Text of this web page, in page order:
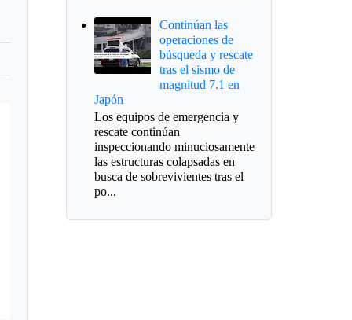
Continúan las
operaciones de
búsqueda y rescate
tras el sismo de
magnitud 7.1 en
Japón
Los equipos de emergencia y
rescate continúan
inspeccionando minuciosamente
las estructuras colapsadas en
busca de sobrevivientes tras el
po...